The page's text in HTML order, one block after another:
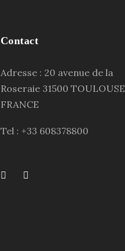
Contact
Adresse : 20 avenue de la
Roseraie 31500 TOULOUSE
FRANCE
Tel : +33 608378800